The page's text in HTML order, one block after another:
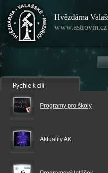
Hvězdárna
www.astrovm.cz
Programy pro školy
Aktuality AK